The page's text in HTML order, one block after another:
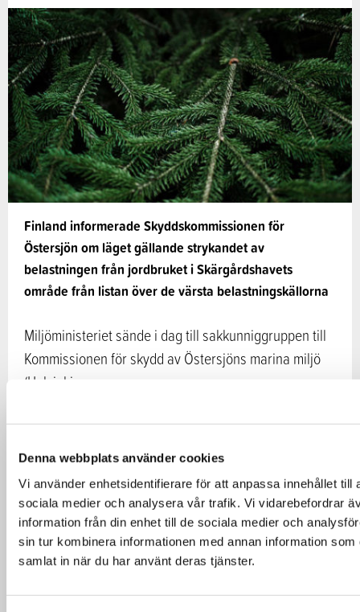
Denna webbplats använder cookies
Vi använder enhetsidentifierare för att anpassa innehållet till
sociala medier och analysera vår trafik. Vi vidarebefordrar
information från din enhet till de sociala medier och
sin tur kombinera informationen med annan information
samlat in när du har använt deras tjänster.
Finland informerade Skyddskommissionen för
Östersjön om läget gällande strykandet av
belastningen från jordbruket i Skärgårdshavets
område från listan över de värsta belastningskällorna
Miljöministeriet sände i dag till sakkunniggruppen till
Kommissionen för skydd av Östersjöns marina miljö
(Helsinki…
Fiskar och vatten NYHETER